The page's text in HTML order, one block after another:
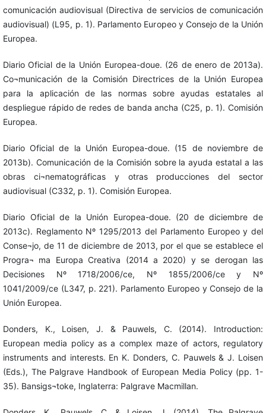
comunicación audiovisual (Directiva de servicios de comunicación
audiovisual) (L95, p. 1). Parlamento Europeo y Consejo de la Unión
Europea.
Diario Oficial de la Unión Europea-doue. (26 de enero de 2013a).
Co¬municación de la Comisión Directrices de la Unión Europea
para la aplicación de las normas sobre ayudas estatales al
despliegue rápido de redes de banda ancha (C25, p. 1). Comisión
Europea.
Diario Oficial de la Unión Europea-doue. (15 de noviembre de
2013b). Comunicación de la Comisión sobre la ayuda estatal a las
obras ci¬nematográficas y otras producciones del sector
audiovisual (C332, p. 1). Comisión Europea.
Diario Oficial de la Unión Europea-doue. (20 de diciembre de
2013c). Reglamento Nº 1295/2013 del Parlamento Europeo y del
Conse¬jo, de 11 de diciembre de 2013, por el que se establece el
Progra¬ ma Europa Creativa (2014 a 2020) y se derogan las
Decisiones Nº 1718/2006/ce, Nº 1855/2006/ce y Nº
1041/2009/ce (L347, p. 221). Parlamento Europeo y Consejo de la
Unión Europea.
Donders, K., Loisen, J. & Pauwels, C. (2014). Introduction:
European media policy as a complex maze of actors, regulatory
instruments and interests. En K. Donders, C. Pauwels & J. Loisen
(Eds.), The Palgrave Handbook of European Media Policy (pp. 1-
35). Bansigs¬toke, Inglaterra: Palgrave Macmillan.